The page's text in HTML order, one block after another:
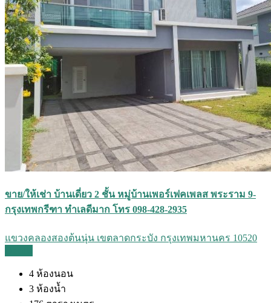
ขาย/ให้เช่า บ้านเดี่ยว 2 ชั้น หมู่บ้านเพอร์เฟคเพลส พระราม 9-
กรุงเทพกรีฑา ทำเลดีมาก โทร 098-428-2935
แขวงคลองสองต้นนุ่น เขตลาดกระบัง กรุงเทพมหานคร 10520
4 ห้องนอน
3 ห้องน้ำ